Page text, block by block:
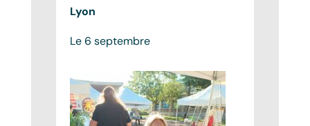
Lyon
Le 6 septembre